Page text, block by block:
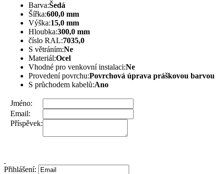
Barva:Šedá
Šířka:600,0 mm
Výška:15,0 mm
Hloubka:300,0 mm
číslo RAL:7035,0
S větráním:Ne
Materiál:Ocel
Vhodné pro venkovní instalaci:Ne
Provedení povrchu:Povrchová úprava práškovou barvou
S průchodem kabelů:Ano
Jméno:
Email:
Příspěvek:
Přihlášení: